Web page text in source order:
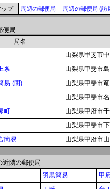
ップ 周辺の郵便局 周辺の郵便局 (訪
便局
局名
山梨県甲斐市
条
山梨県甲斐市
易 (閉)
山梨県甲斐市
山梨県甲斐市
町
山梨県甲府市
山梨県甲斐市
簡易
山梨県甲府市
近隣の郵便局
羽黒簡易 甲